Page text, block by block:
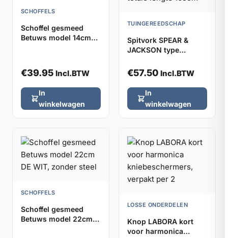
SCHOFFELS
Schoffel gesmeed
Betuws model 14cm
€39.95 Incl.BTW
In
winkelwagen
TUINGEREEDSCHAP
Spitvork SPEAR &
JACKSON type
totale lengte 105cm
€57.50 Incl.BTW
In
winkelwagen
SCHOFFELS
Schoffel gesmeed
Betuws model 22cm
LOSSE ONDERDELEN
Knop LABORA kort
voor harmonica